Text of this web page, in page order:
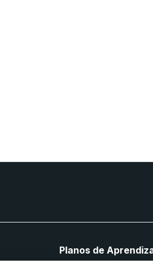
Planos de